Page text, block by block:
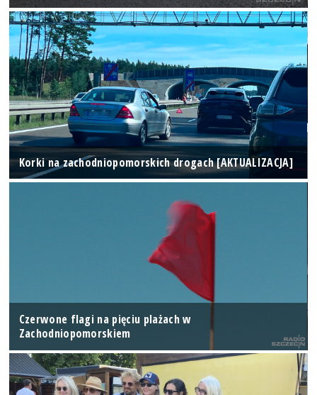
Korki na zachodniopomorskich drogach [AKTUALIZACJA]
Czerwone flagi na pięciu plażach w
Zachodniopomorskiem